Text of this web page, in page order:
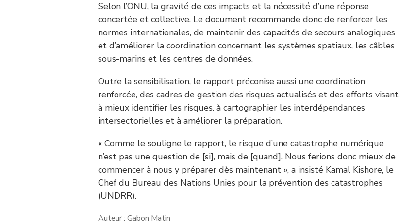
Selon l’ONU, la gravité de ces impacts et la nécessité d’une réponse
concertée et collective. Le document recommande donc de renforcer les
normes internationales, de maintenir des capacités de secours analogiques
et d’améliorer la coordination concernant les systèmes spatiaux, les câbles
sous-marins et les centres de données.
Outre la sensibilisation, le rapport préconise aussi une coordination
renforcée, des cadres de gestion des risques actualisés et des efforts visant
à mieux identifier les risques, à cartographier les interdépendances
intersectorielles et à améliorer la préparation.
« Comme le souligne le rapport, le risque d’une catastrophe numérique
n’est pas une question de [si], mais de [quand]. Nous ferions donc mieux de
commencer à nous y préparer dès maintenant », a insisté Kamal Kishore, le
Chef du Bureau des Nations Unies pour la prévention des catastrophes
(UNDRR).
Auteur : Gabon Matin